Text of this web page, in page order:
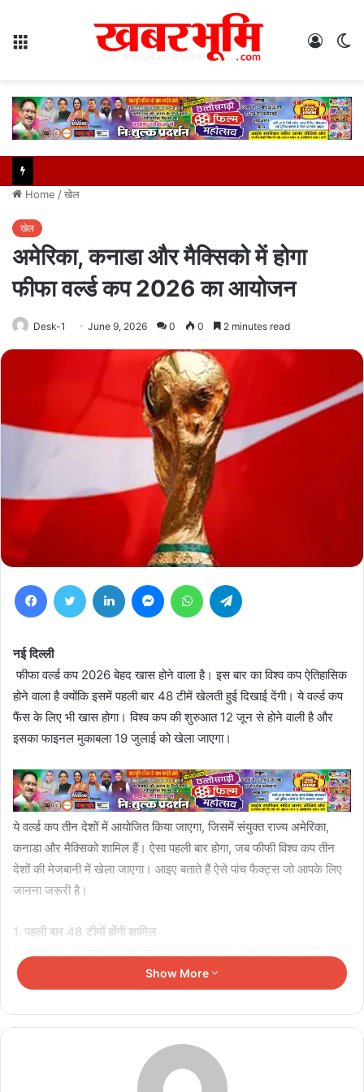
Log
Home /खेल
खेल
अमेरिका, कनाडा और मैक्सिको में होगा
फीफा वर्ल्ड कप 2026 का आयोजन
Desk-1 June 9, 2026 0 0 2 minutes read
FacebookTwitter LinkedIn MessengerWhatsApp
नई दिल्ली
फीफा वर्ल्ड कप 2026 बेहद खास होने वाला है। इस बार का विश्व कप ऐतिहासिक
होने वाला है क्योंकि इसमें पहली बार 48 टीमें खेलती हुई दिखाई देंगी। ये वर्ल्ड कप
फैंस के लिए भी खास होगा। विश्व कप की शुरुआत 12 जून से होने वाली है और
इसका फाइनल मुकाबला 19 जुलाई को खेला जाएगा।
ये वर्ल्ड कप तीन देशों में आयोजित किया जाएगा, जिसमें संयुक्त राज्य अमेरिका,
कनाडा और मैक्सिको शामिल हैं। ऐसा पहली बार होगा, जब फीफी विश्व कप तीन
देशों की मेजबानी में खेला जाएगा। आइए बताते हैं ऐसे पांच फैक्ट्स जो आपके लिए
जानना जरूरी है।
1. पहली बार 48 टीमों होंगी शामिल
यह विश्व कप 48 देशों की टीमों के साथ खेला जाएगा। इससे पहले कतर 2022 में
सिर्फ 32 टीमें थीं। अब 12 ग्रुप बनाए गए हैं, हर ग्रुप में 4 टीमें होंगी। कुल मैच
जाएगा। इस बदलाव से अफ्रीका, एशिया और कनाडा-मैक्सिको-अमेरिका क्षेत्र की
और इसी को ध्यान में रखते हुए फीफा ने 48 टीमों को शामिल कर लिया है।
Show More